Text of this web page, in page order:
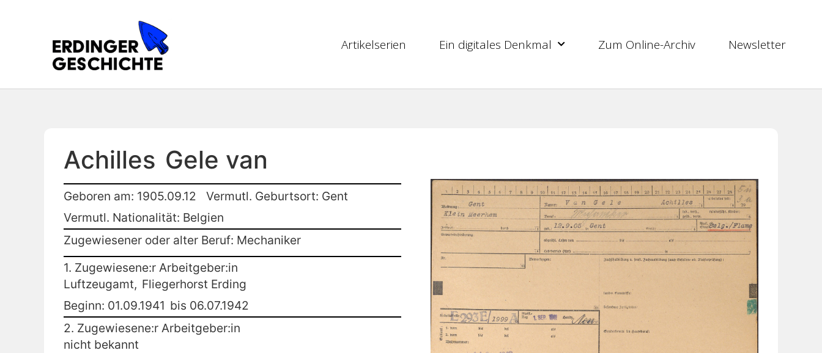
Artikelserien Ein digitales Denkmal Zum Online-Archiv Newsletter
Achilles Gele van
Geboren am: 1905.09.12
Vermutl. Geburtsort: Gent
Vermutl. Nationalität: Belgien
Zugewiesener oder alter Beruf: Mechaniker
1. Zugewiesene:r Arbeitgeber:in
Luftzeugamt, Fliegerhorst Erding
Beginn: 01.09.1941 bis 06.07.1942
2. Zugewiesene:r Arbeitgeber:in
nicht bekannt